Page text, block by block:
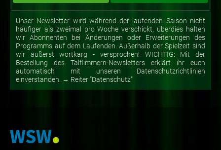
Unser Newsletter wird während der laufenden Saison nicht
häufiger als zweimal pro Woche verschickt, überdies halten
wir Abonnenten bei Änderungen oder Erweiterungen des
Programms auf dem Laufenden. Außerhalb der Spielzeit sind
wir äußerst wortkarg - versprochen! WICHTIG: Mit der
Bestellung des Talflimmern-Newsletters erklärt ihr euch
automatisch mit unseren Datenschutzrichtlinien
einverstanden. → Reiter "Datenschutz"